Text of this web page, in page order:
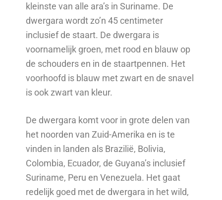
kleinste van alle ara’s in Suriname. De
dwergara wordt zo’n 45 centimeter
inclusief de staart. De dwergara is
voornamelijk groen, met rood en blauw op
de schouders en in de staartpennen. Het
voorhoofd is blauw met zwart en de snavel
is ook zwart van kleur.
De dwergara komt voor in grote delen van
het noorden van Zuid-Amerika en is te
vinden in landen als Brazilië, Bolivia,
Colombia, Ecuador, de Guyana’s inclusief
Suriname, Peru en Venezuela. Het gaat
redelijk goed met de dwergara in het wild,